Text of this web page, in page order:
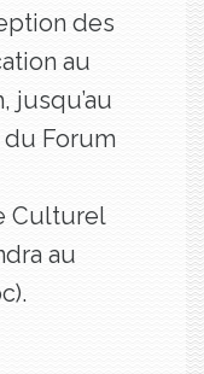
des
au
jusqu’au
du Forum
Culturel
au